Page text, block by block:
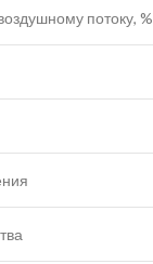
потоку, %